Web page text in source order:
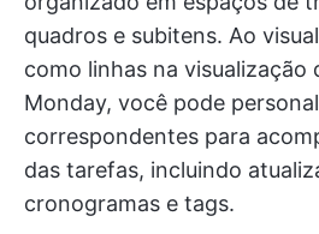
quadros e subitens. Ao
como linhas na visualização
Monday, você pode
correspondentes para
das tarefas, incluindo
cronogramas e tags.